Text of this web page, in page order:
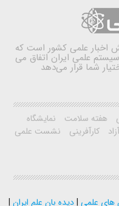
علمی کشور است که
علمی ایران اتفاق می
شما قرار می‌دهد
هفته سلامت
نمایشگاه
کارآفرینی
نشست علمی
های علمی |دیده بان علم ایران |